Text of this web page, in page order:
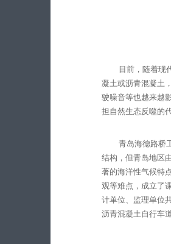
目前，随着现
凝土或沥青混凝土
驶噪音等也越来越
担自然生态反噬的
青岛海德路桥
结构，但青岛地区
著的海洋性气候特
观等难点，成立了
计单位、监理单位
沥青混凝土自行车